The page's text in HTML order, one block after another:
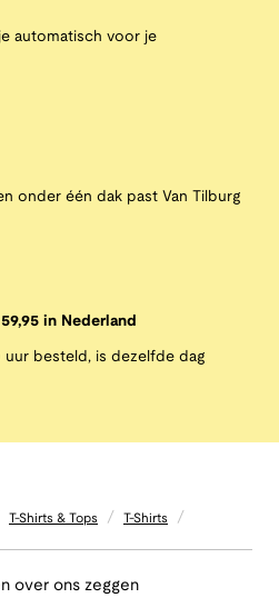
automatisch voor je
onder één dak past Van Tilburg
in Nederland
uur besteld, is dezelfde dag
T-Shirts & Tops / T-Shirts /
over ons zeggen